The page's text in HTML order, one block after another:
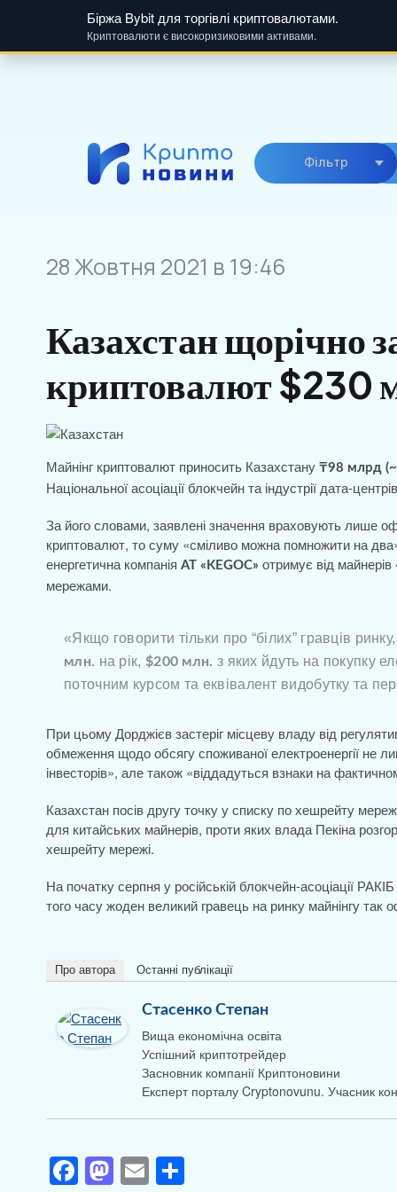
Біржа Bybit для торгівлі криптовалютами.
Криптовалюти є високоризиковими активами.
Фiльтр
28 Жовтня 2021 в 19:46
Казахстан щорічно
криптовалют $230
Майнінг криптовалют приносить Казахстану ₸98 млрд
Національної асоціації блокчейн та індустрії дата-
За його словами, заявлені значення враховують лише
криптовалют, то суму «сміливо можна помножити на
енергетична компанія АТ «KEGOC» отримує від майнерів
мережами.
«Якщо говорити тільки про “білих” гравців
млн. на рік, $200 млн. з яких йдуть на покупку
поточним курсом та еквівалент видобутку та
При цьому Дорджієв застеріг місцеву владу від
обмеження щодо обсягу споживаної електроенергії не
інвесторів», але також «віддадуться взнаки на
Казахстан посів другу точку у списку по хешрейту
для китайських майнерів, проти яких влада Пекіна
хешрейту мережі.
На початку серпня у російській блокчейн-асоціації
того часу жоден великий гравець на ринку майнінгу так
Про автора Останні публікації
Стасенко Степан
Вища економічна освіта
Успішний криптотрейдер
Засновник компанії Криптоновини
Експерт порталу Cryptonovunu. Учасник
F M E